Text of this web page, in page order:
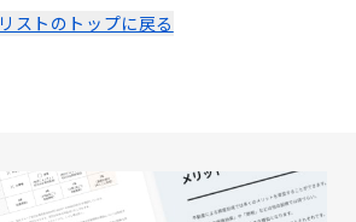
リストのトップに戻る